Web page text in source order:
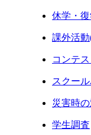
休学・
課外活
コンテ
スクー
災害時
学生調査